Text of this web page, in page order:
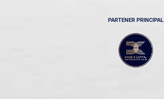
PARTENER PRINCIPAL